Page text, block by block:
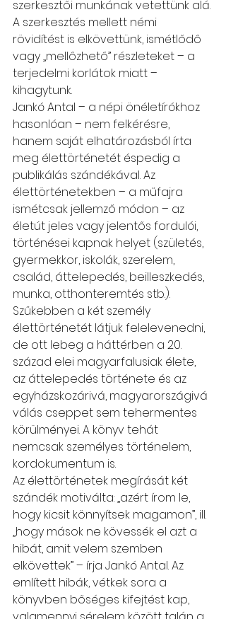
szerkesztői munkának vetettünk alá.
A szerkesztés mellett némi
rövidítést is elkövettünk, ismétlődő
vagy „mellőzhető” részleteket – a
terjedelmi korlátok miatt –
kihagytunk.
Jankó Antal – a népi önéletírókhoz
hasonlóan – nem felkérésre,
hanem saját elhatározásból írta
meg élettörténetét éspedig a
publikálás szándékával. Az
élettörténetekben – a műfajra
ismétcsak jellemző módon – az
életút jeles vagy jelentős fordulói,
történései kapnak helyet (születés,
gyermekkor, iskolák, szerelem,
család, áttelepedés, beilleszkedés,
munka, otthonteremtés stb.).
Szűkebben a két személy
élettörténetét látjuk felelevenedni,
de ott lebeg a háttérben a 20.
század elei magyarfalusiak élete,
az áttelepedés története és az
egyházskozárivá, magyarországivá
válás cseppet sem tehermentes
körülményei. A könyv tehát
nemcsak személyes történelem,
kordokumentum is.
Az élettörténetek megírását két
szándék motiválta: „azért írom le,
hogy kicsit könnyítsek magamon”, ill.
„hogy mások ne kövessék el azt a
hibát, amit velem szemben
elkövettek” – írja Jankó Antal. Az
említett hibák, vétkek sora a
könyvben bőséges kifejtést kap,